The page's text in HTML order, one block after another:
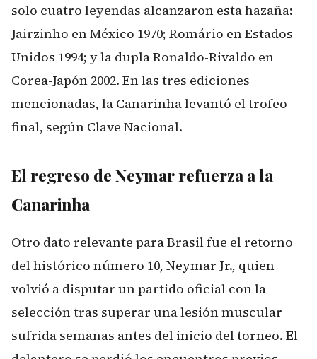
solo cuatro leyendas alcanzaron esta hazaña:
Jairzinho en México 1970; Romário en Estados
Unidos 1994; y la dupla Ronaldo-Rivaldo en
Corea-Japón 2002. En las tres ediciones
mencionadas, la Canarinha levantó el trofeo
final, según Clave Nacional.
El regreso de Neymar refuerza a la
Canarinha
Otro dato relevante para Brasil fue el retorno
del histórico número 10, Neymar Jr., quien
volvió a disputar un partido oficial con la
selección tras superar una lesión muscular
sufrida semanas antes del inicio del torneo. El